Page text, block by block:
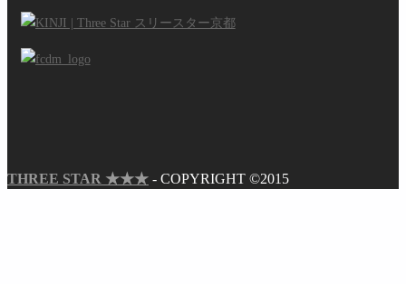
THREE STAR ★★★ - COPYRIGHT ©2015